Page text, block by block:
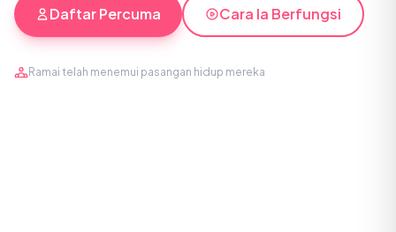
Daftar Percuma Cara Ia Berfungsi
Ramai telah menemui pasangan hidup mereka